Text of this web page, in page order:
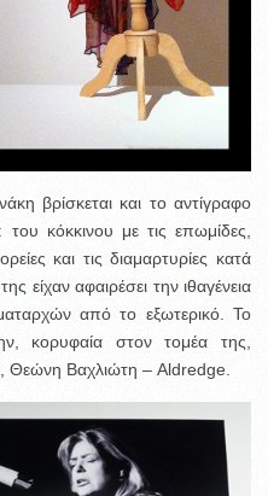
βρίσκεται και το αντίγραφο
κόκκινου με τις επωμίδες,
και τις διαμαρτυρίες κατά
είχαν αφαιρέσει την ιθαγένεια
από το εξωτερικό. Το
κορυφαία στον τομέα της,
Θεώνη Βαχλιώτη – Aldredge.